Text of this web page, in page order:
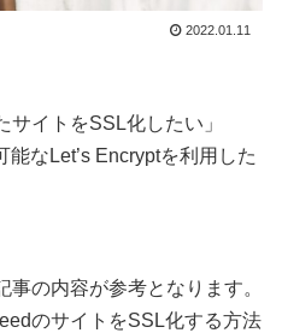
2022.01.11
サイトをSSL化したい」
能なLet’s Encryptを利用した
の内容が参考となります。
のサイトをSSL化する方法